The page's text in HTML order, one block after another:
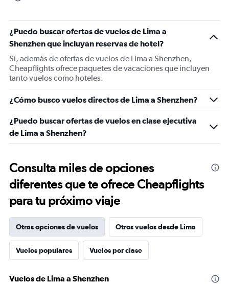
¿Puedo buscar ofertas de vuelos de Lima a
Shenzhen que incluyan reservas de hotel?
Sí, además de ofertas de vuelos de Lima a Shenzhen,
Cheapflights ofrece paquetes de vacaciones que incluyen
tanto vuelos como hoteles.
¿Cómo busco vuelos directos de Lima a Shenzhen?
¿Puedo buscar ofertas de vuelos en clase ejecutiva
de Lima a Shenzhen?
Consulta miles de opciones
diferentes que te ofrece Cheapflights
para tu próximo viaje
Otras opciones de vuelos Otros vuelos desde Lima
Vuelos populares Vuelos por clase
Vuelos de Lima a Shenzhen